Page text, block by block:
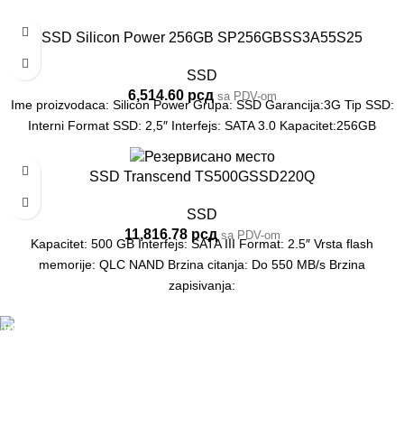
SSD Silicon Power 256GB SP256GBSS3A55S25
SSD
6,514.60 рсд sa PDV-om
Ime proizvodaca: Silicon Power Grupa: SSD Garancija:3G Tip SSD:
Interni Format SSD: 2,5″ Interfejs: SATA 3.0 Kapacitet:256GB
SSD Transcend TS500GSSD220Q
SSD
11,816.78 рсд sa PDV-om
Kapacitet: 500 GB Interfejs: SATA III Format: 2.5″ Vrsta flash
memorije: QLC NAND Brzina citanja: Do 550 MB/s Brzina
zapisivanja: